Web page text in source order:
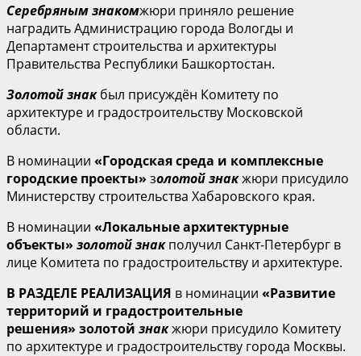
Серебряным знакомжюри приняло решение
наградить Администрацию города Вологды и
Департамент строительства и архитектуры
Правительства Республики Башкортостан.
Золотой знакбыл присуждён Комитету по
архитектуре и градостроительству Московской
области.
В номинации «Городская среда и комплексные
городские проекты» золотой знакжюри присудило
Министерству строительства Хабаровского края.
В номинации «Локальные архитектурные
объекты» золотой знакполучил Санкт-Петербург в
лице Комитета по градостроительству и архитектуре.
В РАЗДЕЛЕ РЕАЛИЗАЦИЯ в номинации «Развитие
территорий и градостроительные
решения» золотой знакжюри присудило Комитету
по архитектуре и градостроительству города Москвы.